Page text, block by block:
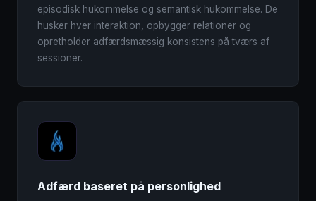
episodisk hukommelse og semantisk hukommelse. De
husker hver interaktion, opbygger relationer og
opretholder adfærdsmæssig konsistens på tværs af
sessioner.
Adfærd baseret på personlighed